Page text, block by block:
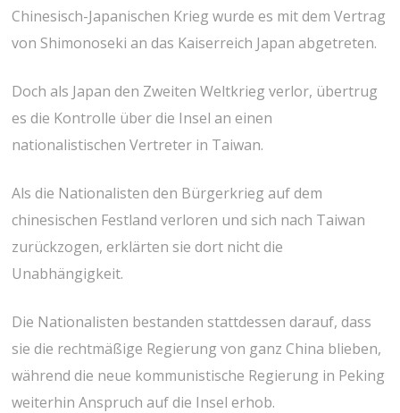
Chinesisch-Japanischen Krieg wurde es mit dem Vertrag
von Shimonoseki an das Kaiserreich Japan abgetreten.
Doch als Japan den Zweiten Weltkrieg verlor, übertrug
es die Kontrolle über die Insel an einen
nationalistischen Vertreter in Taiwan.
Als die Nationalisten den Bürgerkrieg auf dem
chinesischen Festland verloren und sich nach Taiwan
zurückzogen, erklärten sie dort nicht die
Unabhängigkeit.
Die Nationalisten bestanden stattdessen darauf, dass
sie die rechtmäßige Regierung von ganz China blieben,
während die neue kommunistische Regierung in Peking
weiterhin Anspruch auf die Insel erhob.